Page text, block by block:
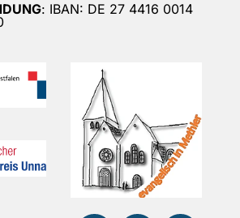
: IBAN: DE 27 4416 0014